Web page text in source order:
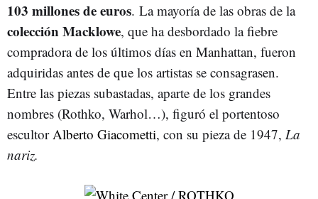
103 millones de euros. La mayoría de las obras de la
colección Macklowe, que ha desbordado la fiebre
compradora de los últimos días en Manhattan, fueron
adquiridas antes de que los artistas se consagrasen.
Entre las piezas subastadas, aparte de los grandes
nombres (Rothko, Warhol…), figuró el portentoso
escultorAlberto Giacometti, con su pieza de 1947, La
nariz.